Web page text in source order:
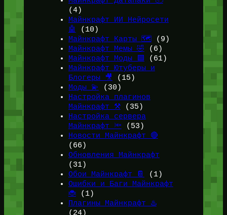
(4)
Майнкрафт ИИ Нейросети
🤖
(10)
Майнкрафт Карты 🗺️(9)
Майнкрафт Мемы 🤣 (6)
Майнкрафт Моды 🟩 (61)
Майнкрафт Ютуберы и
Блогеры 🎥
(15)
Моды 💫
(30)
Настройка плагинов
Майнкрафт ⚒️(35)
Настройка сервера
Майнкрафт 🔦 (53)
Новости Майнкрафт 🔴
(66)
Обновления Майнкрафт
(31)
Обои Майнкрафт 📔
(1)
Ошибки и Баги Майнкрафт
🐞(1)
Плагины Майнкрафт ♨️
(24)